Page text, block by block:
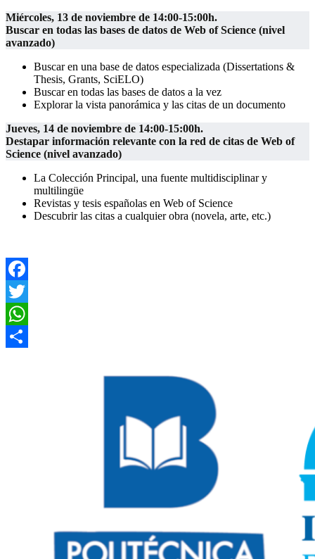
Miércoles, 13 de noviembre de 14:00-15:00h.
Buscar en todas las bases de datos de Web of Science (nivel
avanzado)
Buscar en una base de datos especializada (Dissertations &
Thesis, Grants, SciELO)
Buscar en todas las bases de datos a la vez
Explorar la vista panorámica y las citas de un documento
Jueves, 14 de noviembre de 14:00-15:00h.
Destapar información relevante con la red de citas de Web of
Science (nivel avanzado)
La Colección Principal, una fuente multidisciplinar y
multilingüe
Revistas y tesis españolas en Web of Science
Descubrir las citas a cualquier obra (novela, arte, etc.)
Facebook
Twitter
WhatsApp